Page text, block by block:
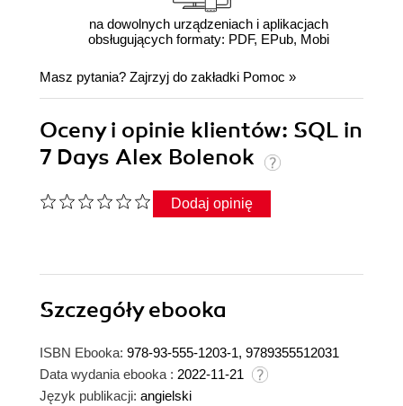
na dowolnych urządzeniach i aplikacjach
obsługujących formaty: PDF, EPub, Mobi
Masz pytania? Zajrzyj do zakładki Pomoc »
Oceny i opinie klientów: SQL in
7 Days Alex Bolenok
Dodaj opinię
Szczegółyebooka
ISBN Ebooka: 978-93-555-1203-1, 9789355512031
Data wydania ebooka : 2022-11-21
Język publikacji: angielski